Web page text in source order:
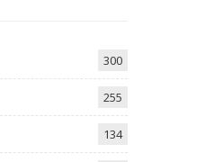
300
255
134